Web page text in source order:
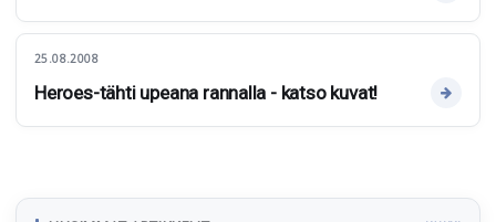
25.08.2008
Heroes-tähti upeana rannalla - katso kuvat!